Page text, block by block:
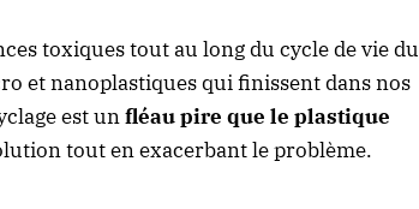
toxiques tout au long du cycle de vie du
et nanoplastiques qui finissent dans nos
est unfléau pire que le plastique
tout en exacerbant le problème.